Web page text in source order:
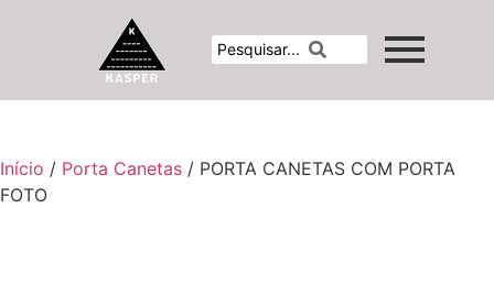
Início / Porta Canetas / PORTA CANETAS COM PORTA
FOTO